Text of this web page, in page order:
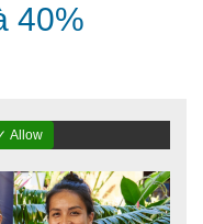
40%
Allow